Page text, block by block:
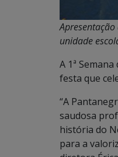
unidade
A 1ª
festa que
“A
saudosa
história do
para a